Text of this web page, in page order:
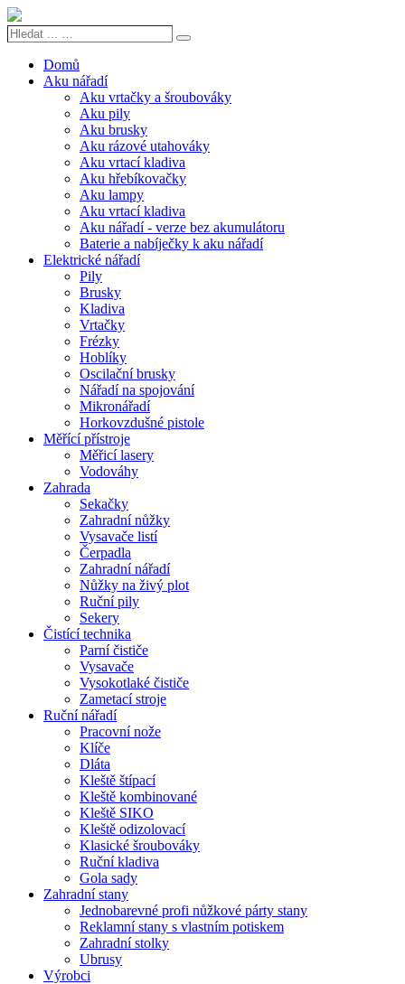
Hledat
Search
Domů
Aku nářadí
Aku vrtačky a šroubováky
Aku pily
Aku brusky
Aku rázové utahováky
Aku vrtací kladiva
Aku hřebíkovačky
Aku lampy
Aku vrtací kladiva
Aku nářadí - verze bez akumulátoru
Baterie a nabíječky k aku nářadí
Elektrické nářadí
Pily
Brusky
Kladiva
Vrtačky
Frézky
Hoblíky
Oscilační brusky
Nářadí na spojování
Mikronářadí
Horkovzdušné pistole
Měřící přístroje
Měřicí lasery
Vodováhy
Zahrada
Sekačky
Zahradní nůžky
Vysavače listí
Čerpadla
Zahradní nářadí
Nůžky na živý plot
Ruční pily
Sekery
Čistící technika
Parní čističe
Vysavače
Vysokotlaké čističe
Zametací stroje
Ruční nářadí
Pracovní nože
Klíče
Dláta
Kleště štípací
Kleště kombinované
Kleště SIKO
Kleště odizolovací
Klasické šroubováky
Ruční kladiva
Gola sady
Zahradní stany
Jednobarevné profi nůžkové párty stany
Reklamní stany s vlastním potiskem
Zahradní stolky
Ubrusy
Výrobci